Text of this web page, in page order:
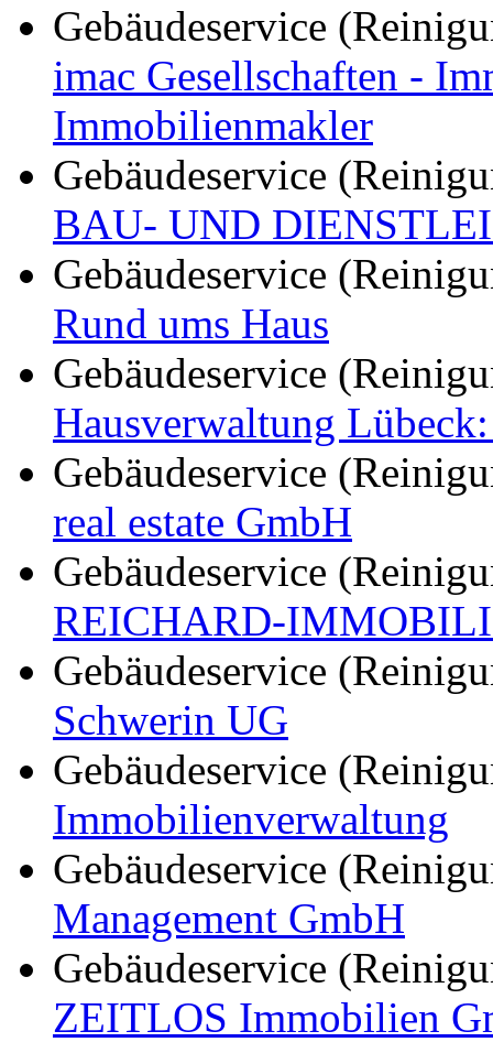
Gebäudeservice
imac Gesellschaften -
Immobilienmakler
Gebäudeservice
BAU- UND
Gebäudeservice
Rund ums Haus
Gebäudeservice
Hausverwaltung
Gebäudeservice
real estate GmbH
Gebäudeservice
REICHARD-
Gebäudeservice
Schwerin UG
Gebäudeservice
Immobilienverwaltung
Gebäudeservice
Management GmbH
Gebäudeservice
ZEITLOS Immobilien